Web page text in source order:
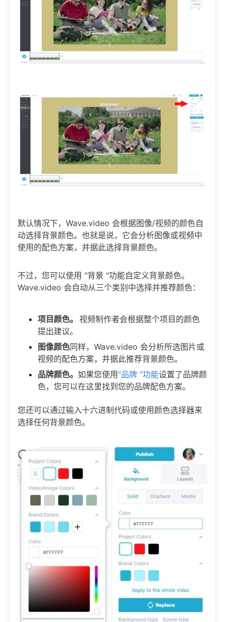
默认情况下，Wave.video 会根据图像/视频的颜色自
动选择背景颜色。也就是说，它会分析图像或视频中
使用的配色方案，并据此选择背景颜色。
不过，您可以使用 "背景 "功能自定义背景颜色。
Wave.video 会自动从三个类别中选择并推荐颜色：
项目颜色。 视频制作者会根据整个项目的颜色
提出建议。
图像颜色同样，Wave.video 会分析所选图片或
视频的配色方案，并据此推荐背景颜色。
品牌颜色。 如果您使用 "品牌 "功能设置了品牌颜
色，您可以在这里找到您的品牌配色方案。
您还可以通过输入十六进制代码或使用颜色选择器来
选择任何背景颜色。